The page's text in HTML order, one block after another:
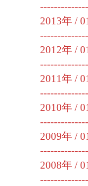
2013年 /
2012年 /
2011年 /
2010年 /
2009年 /
2008年 /